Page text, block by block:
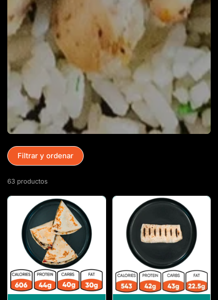
63 productos
Filtrar y ordenar